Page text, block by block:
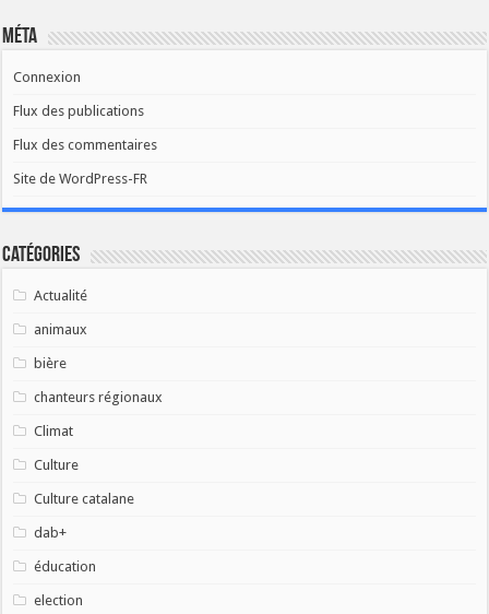
Méta
Connexion
Flux des publications
Flux des commentaires
Site de WordPress-FR
Catégories
Actualité
animaux
bière
chanteurs régionaux
Climat
Culture
Culture catalane
dab+
éducation
election